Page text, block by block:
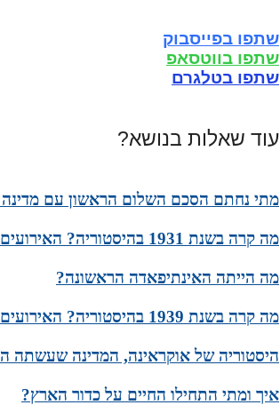
שתפו בפייסבוק
שתפו בווטסאפ
שתפו בטלגרם
עוד שאלות בנושא?
מתי נחתם הסכם השלום הראשון עם מדינה
מה קרה בשנת 1931 בהיסטוריה? האירועים הבולטים והחשובים של 1931!
מה הייתה האינתיפאדה הראשונה?
מה קרה בשנת 1939 בהיסטוריה? האירועים הבולטים והחשובים של 1939!
היסטוריה של אוקראינה, המדינה שעשתה
איך ומתי התחילו החיים על כדור הארץ?